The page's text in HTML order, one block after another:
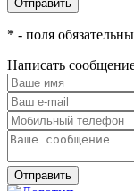
Отправить
* - поля
Написать
Отправить